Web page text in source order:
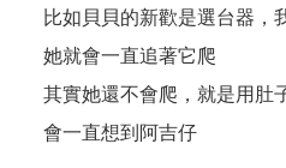
比如貝貝的新歡是選台器，
她就會一直追著它爬
其實她還不會爬，就是用肚
會一直想到阿吉仔